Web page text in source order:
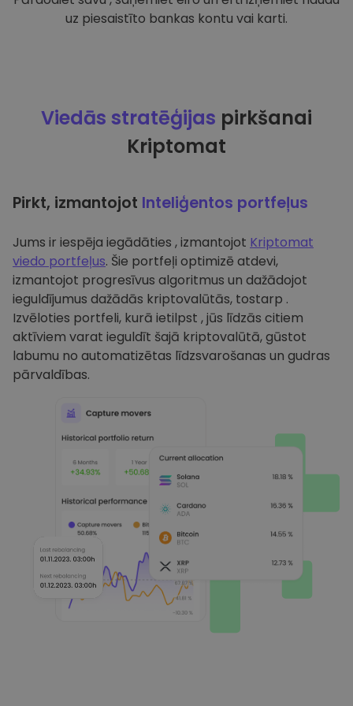
uz piesaistīto bankas kontu vai karti.
Viedās stratēģijas pirkšanai
Kriptomat
Pirkt, izmantojot Inteliģentos portfeļus
Jums ir iespēja iegādāties , izmantojot Kriptomat
viedo portfeļus. Šie portfeļi optimizē atdevi,
izmantojot progresīvus algoritmus un dažādojot
ieguldījumus dažādās kriptovalūtās, tostarp .
Izvēloties portfeli, kurā ietilpst , jūs līdzās citiem
aktīviem varat ieguldīt šajā kriptovalūtā, gūstot
labumu no automatizētas līdzsvarošanas un gudras
pārvaldības.